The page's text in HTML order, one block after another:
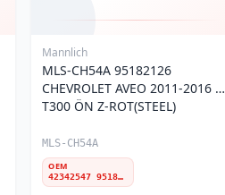
Mannlich
MLS-CH54A 95182126
CHEVROLET AVEO 2011-2016 &
T300 ÖN Z-ROT(STEEL)
MLS-CH54A
OEM
42342547 95182126 95299172 95941670 95982930